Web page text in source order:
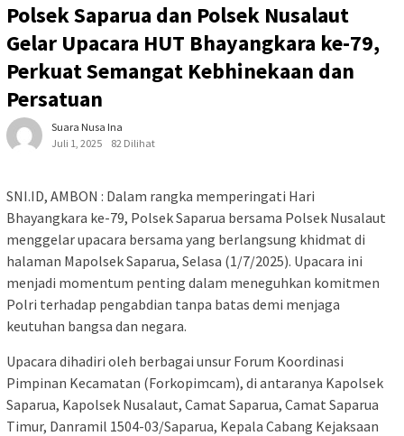
Polsek Saparua dan Polsek Nusalaut
Gelar Upacara HUT Bhayangkara ke-79,
Perkuat Semangat Kebhinekaan dan
Persatuan
Suara Nusa Ina
Juli 1, 2025
82 Dilihat
SNI.ID, AMBON : Dalam rangka memperingati Hari
Bhayangkara ke-79, Polsek Saparua bersama Polsek Nusalaut
menggelar upacara bersama yang berlangsung khidmat di
halaman Mapolsek Saparua, Selasa (1/7/2025). Upacara ini
menjadi momentum penting dalam meneguhkan komitmen
Polri terhadap pengabdian tanpa batas demi menjaga
keutuhan bangsa dan negara.
Upacara dihadiri oleh berbagai unsur Forum Koordinasi
Pimpinan Kecamatan (Forkopimcam), di antaranya Kapolsek
Saparua, Kapolsek Nusalaut, Camat Saparua, Camat Saparua
Timur, Danramil 1504-03/Saparua, Kepala Cabang Kejaksaan